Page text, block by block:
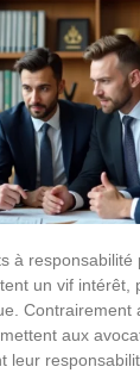
à responsabilité
un vif intérêt,
Contrairement
aux
leur